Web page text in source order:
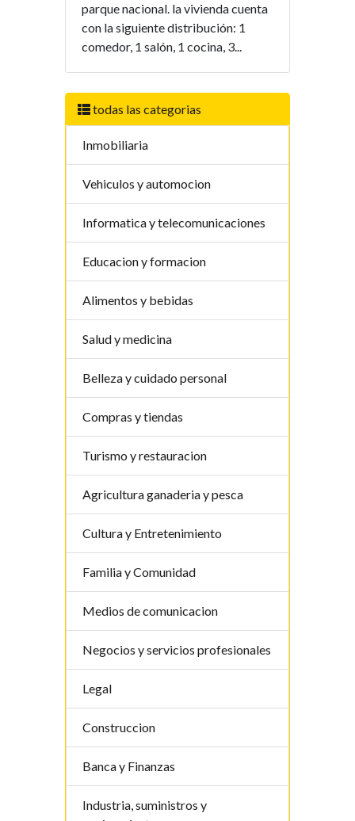
todas las categorias
Inmobiliaria
Vehiculos y automocion
Informatica y telecomunicaciones
Educacion y formacion
Alimentos y bebidas
Salud y medicina
Belleza y cuidado personal
Compras y tiendas
Turismo y restauracion
Agricultura ganaderia y pesca
Cultura y Entretenimiento
Familia y Comunidad
Medios de comunicacion
Negocios y servicios profesionales
Legal
Construccion
Banca y Finanzas
Industria, suministros y
parque nacional. la vivienda cuenta
con la siguiente distribución: 1
comedor, 1 salón, 1 cocina, 3...